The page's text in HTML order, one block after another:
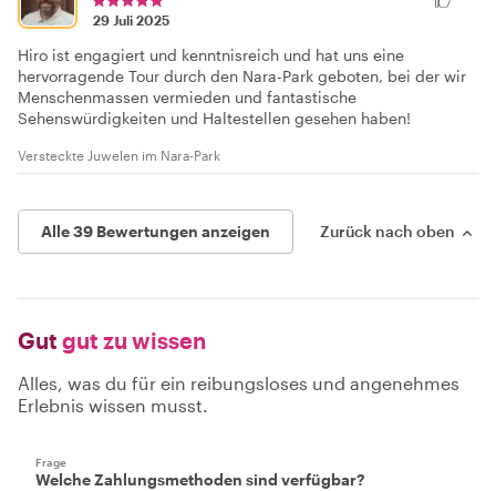
29 Juli 2025
Hiro ist engagiert und kenntnisreich und hat uns eine
hervorragende Tour durch den Nara-Park geboten, bei der wir
Menschenmassen vermieden und fantastische
Sehenswürdigkeiten und Haltestellen gesehen haben!
Versteckte Juwelen im Nara-Park
Alle 39 Bewertungen anzeigen Zurück nach oben
Gut gut zu wissen
Alles, was du für ein reibungsloses und angenehmes
Erlebnis wissen musst.
Frage
Welche Zahlungsmethoden sind verfügbar?